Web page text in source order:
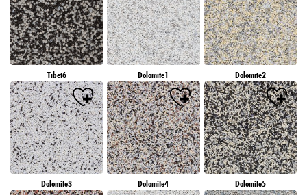
Tibet6 Dolomite1 Dolomite2
Dolomite3 Dolomite4 Dolomite5